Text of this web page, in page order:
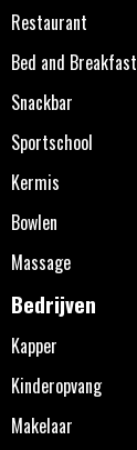
Restaurant
Bed and Breakfast
Snackbar
Sportschool
Kermis
Bowlen
Massage
Bedrijven
Kapper
Kinderopvang
Makelaar